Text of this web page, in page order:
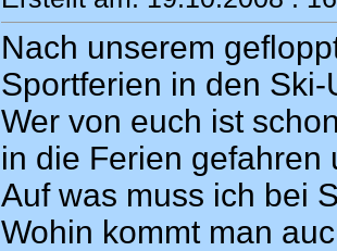
Nach unserem
Sportferien in den Ski-
Wer von euch ist
in die Ferien gefahren
Auf was muss ich bei
Wohin kommt man